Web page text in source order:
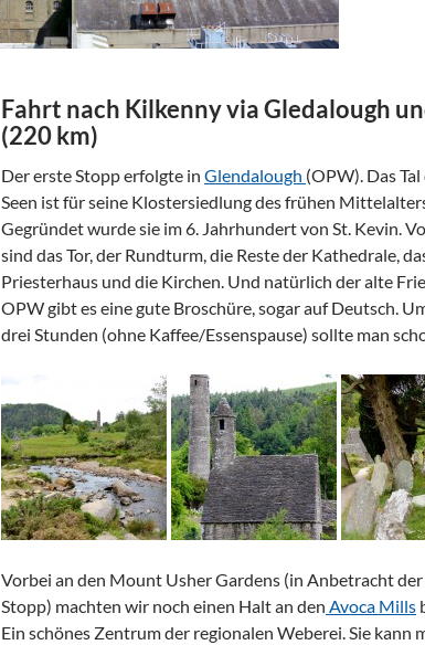
Fahrt nach Kilkenny via Gledalough
(220 km)
Der erste Stopp erfolgte in Glendalough (OPW). Das
Seen ist für seine Klostersiedlung des frühen
Gegründet wurde sie im 6. Jahrhundert von St. Kevin.
sind das Tor, der Rundturm, die Reste der Kathedrale,
Priesterhaus und die Kirchen. Und natürlich der alte
OPW gibt es eine gute Broschüre, sogar auf Deutsch.
drei Stunden (ohne Kaffee/Essenspause) sollte man
Vorbei an den Mount Usher Gardens (in Anbetracht
Stopp) machten wir noch einen Halt an den Avoca Mills
Ein schönes Zentrum der regionalen Weberei. Sie kann